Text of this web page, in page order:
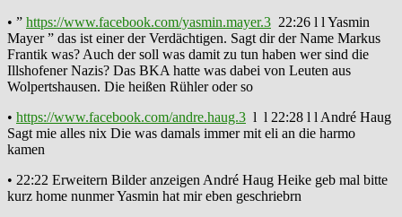
• ” https://www.facebook.com/yasmin.mayer.3 22:26 l l Yasmin
Mayer ” das ist einer der Verdächtigen. Sagt dir der Name Markus
Frantik was? Auch der soll was damit zu tun haben wer sind die
Illshofener Nazis? Das BKA hatte was dabei von Leuten aus
Wolpertshausen. Die heißen Rühler oder so
• https://www.facebook.com/andre.haug.3 l l 22:28 l l André Haug
Sagt mie alles nix Die was damals immer mit eli an die harmo
kamen
• 22:22 Erweitern Bilder anzeigen André Haug Heike geb mal bitte
kurz home nunmer Yasmin hat mir eben geschriebrn